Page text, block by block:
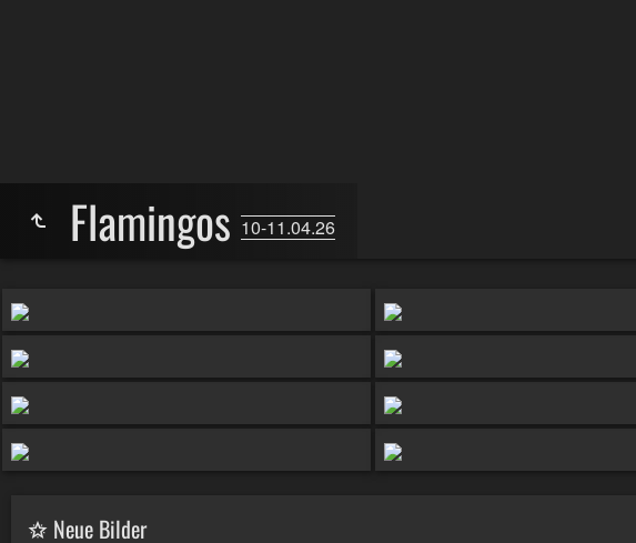
Flamingos 10-11.04.26
Neue Bilder